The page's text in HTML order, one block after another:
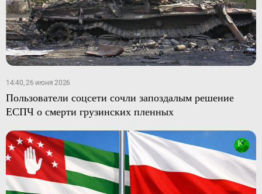
14:40, 26 июня 2026
Пользователи соцсети сочли запоздалым решение
ЕСПЧ о смерти грузинских пленных